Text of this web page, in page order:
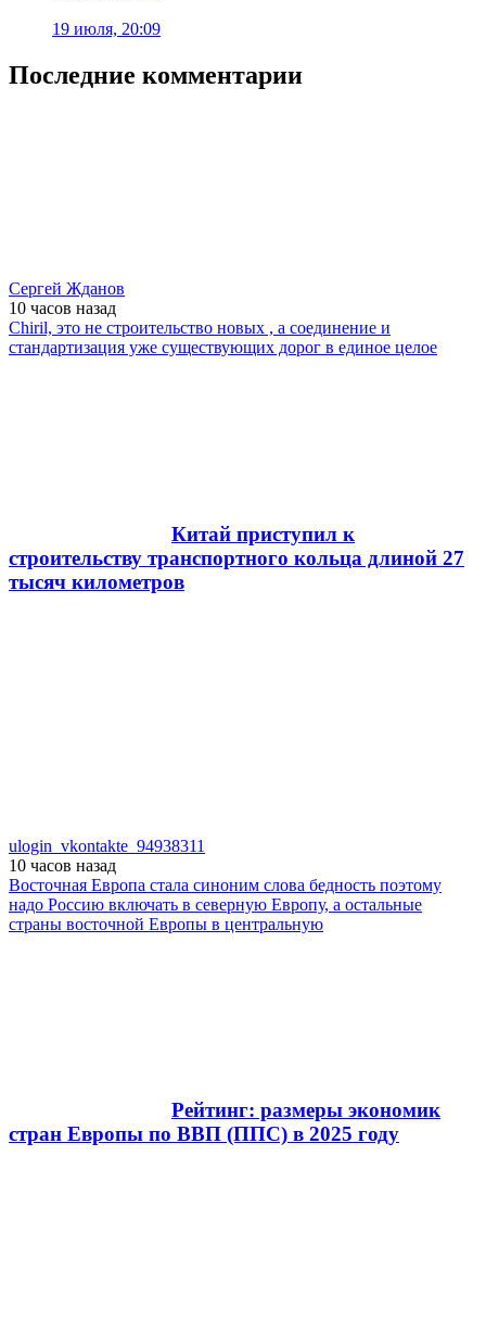
19 июля, 20:09
Последние комментарии
Сергей Жданов
10 часов назад
Chiril, это не строительство новых , а соединение и
стандартизация уже существующих дорог в единое целое
Китай приступил к
строительству транспортного кольца длиной 27
тысяч километров
ulogin_vkontakte_94938311
10 часов назад
Восточная Европа стала синоним слова бедность поэтому
надо Россию включать в северную Европу, а остальные
страны восточной Европы в центральную
Рейтинг: размеры экономик
стран Европы по ВВП (ППС) в 2025 году